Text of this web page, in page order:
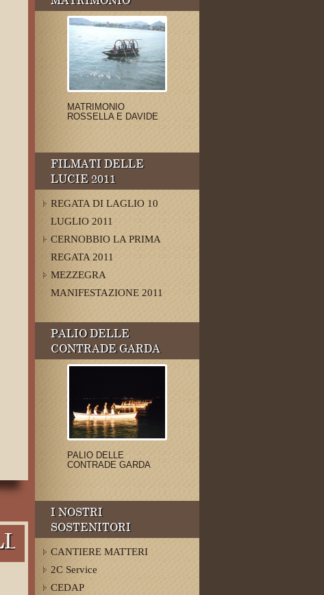
MATRIMONIO
ROSSELLA E DAVIDE
FILMATI DELLE
LUCIE 2011
REGATA DI LAGLIO 10
LUGLIO 2011
CERNOBBIO LA PRIMA
REGATA 2011
MEZZEGRA
MANIFESTAZIONE 2011
PALIO DELLE
CONTRADE GARDA
PALIO DELLE
CONTRADE GARDA
I NOSTRI
SOSTENITORI
CANTIERE MATTERI
2C Service
CEDAP